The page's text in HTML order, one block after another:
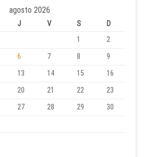
agosto 2026
J V S
D
1
2
6 7 8
9
13 14 15
16
20 21 22
23
27 28 29
30